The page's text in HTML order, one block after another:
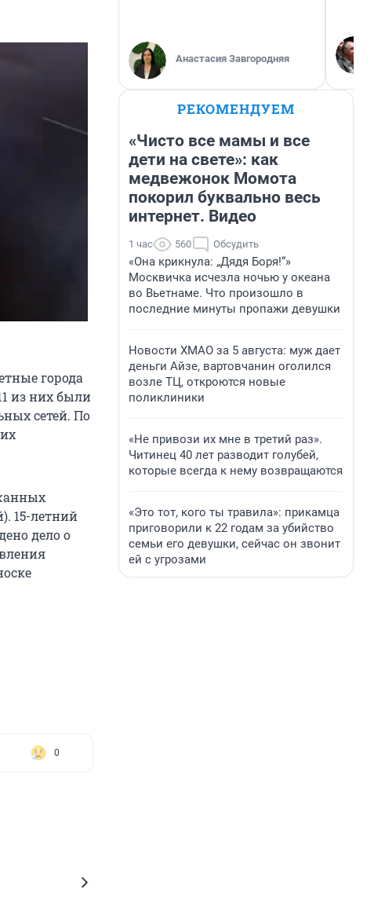
города
из них были
сетей. По
15-летний
дело о
0
Анастасия Завгородняя
РЕКОМЕНДУЕМ
«Чисто все мамы и все
дети на свете»: как
медвежонок Момота
покорил буквально весь
интернет. Видео
1 час 560 Обсудить
«Она крикнула: „Дядя Боря!“»
Москвичка исчезла ночью у океана
во Вьетнаме. Что произошло в
последние минуты пропажи девушки
Новости ХМАО за 5 августа: муж дает
деньги Айзе, вартовчанин оголился
возле ТЦ, откроются новые
поликлиники
«Не привози их мне в третий раз».
Читинец 40 лет разводит голубей,
которые всегда к нему возвращаются
«Это тот, кого ты травила»: прикамца
приговорили к 22 годам за убийство
семьи его девушки, сейчас он звонит
ей с угрозами